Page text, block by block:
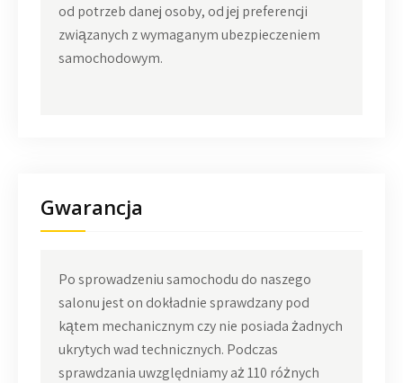
od potrzeb danej osoby, od jej preferencji
związanych z wymaganym ubezpieczeniem
samochodowym.
Gwarancja
Po sprowadzeniu samochodu do naszego
salonu jest on dokładnie sprawdzany pod
kątem mechanicznym czy nie posiada żadnych
ukrytych wad technicznych. Podczas
sprawdzania uwzględniamy aż 110 różnych